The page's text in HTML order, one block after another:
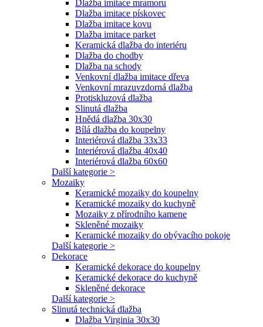
Dlažba imitace mramoru
Dlažba imitace pískovec
Dlažba imitace kovu
Dlažba imitace parket
Keramická dlažba do interiéru
Dlažba do chodby
Dlažba na schody
Venkovní dlažba imitace dřeva
Venkovní mrazuvzdorná dlažba
Protiskluzová dlažba
Slinutá dlažba
Hnědá dlažba 30x30
Bílá dlažba do koupelny
Interiérová dlažba 33x33
Interiérová dlažba 40x40
Interiérová dlažba 60x60
Další kategorie >
Mozaiky
Keramické mozaiky do koupelny
Keramické mozaiky do kuchyně
Mozaiky z přírodního kamene
Skleněné mozaiky
Keramické mozaiky do obývacího pokoje
Další kategorie >
Dekorace
Keramické dekorace do koupelny
Keramické dekorace do kuchyně
Skleněné dekorace
Další kategorie >
Slinutá technická dlažba
Dlažba Virginia 30x30